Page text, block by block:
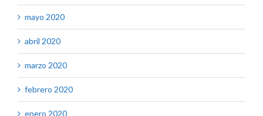
mayo 2020
abril 2020
marzo 2020
febrero 2020
enero 2020